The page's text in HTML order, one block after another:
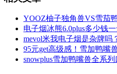
YOOZ柚子独角兽VS雪茄
电子烟冰熊6.0plus多少钱一
mevol米我电子烟是杂牌吗
95元get高级感！雪加鸭嘴
snowplus雪加鸭嘴兽全系列